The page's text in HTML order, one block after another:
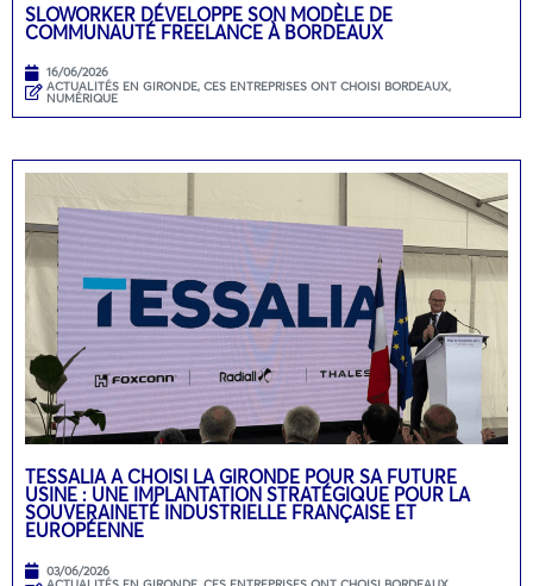
SLOWORKER DÉVELOPPE SON MODÈLE DE
COMMUNAUTÉ FREELANCE À BORDEAUX
16/06/2026
ACTUALITÉS EN GIRONDE, CES ENTREPRISES ONT CHOISI BORDEAUX,
NUMÉRIQUE
TESSALIA A CHOISI LA GIRONDE POUR SA FUTURE
USINE : UNE IMPLANTATION STRATÉGIQUE POUR LA
SOUVERAINETÉ INDUSTRIELLE FRANÇAISE ET
EUROPÉENNE
03/06/2026